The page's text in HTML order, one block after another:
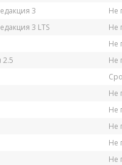
3
Не
3 LTS
Не
Не
2.5
Не
Не
Не
Не
Не
Не